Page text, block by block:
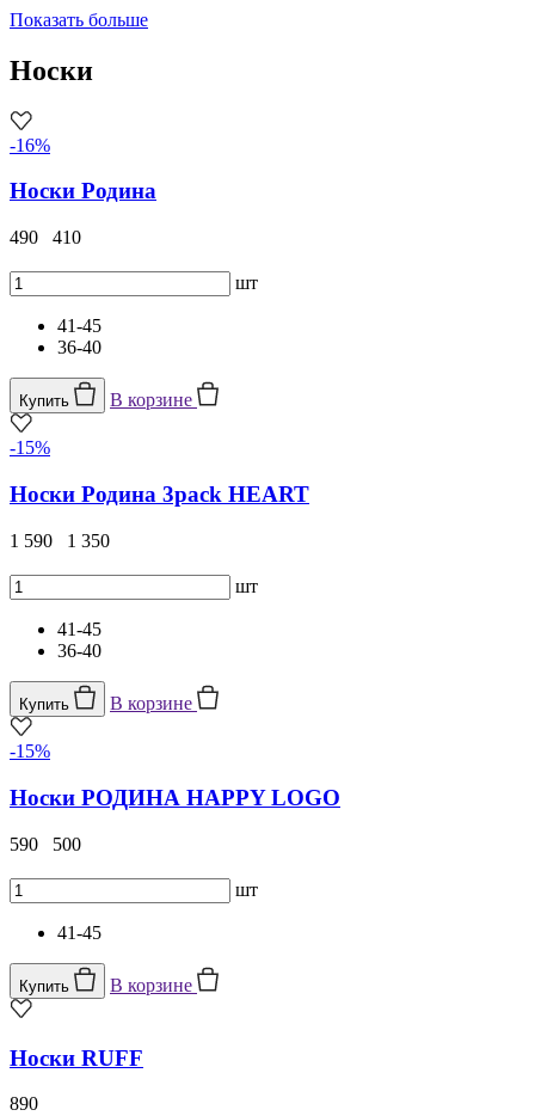
Показать больше
Носки
-16%
Носки Родина
490 410
шт
41-45
36-40
Купить В корзине
-15%
Носки Родина 3pack HEART
1 590 1 350
шт
41-45
36-40
Купить В корзине
-15%
Носки РОДИНА HAPPY LOGO
590 500
шт
41-45
Купить В корзине
Носки RUFF
890